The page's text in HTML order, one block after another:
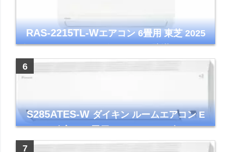
RAS-2215TL-Wエアコン 6畳用 東芝 2025
年モデル TLシリーズ ホワイト 壁掛け クーラ
ー コンパクト 清潔
S285ATES-Wダイキン ルームエアコン E
シリーズ 主に10畳用 ホワイト 2025年モデル
コンパクトモデル ストリーマ